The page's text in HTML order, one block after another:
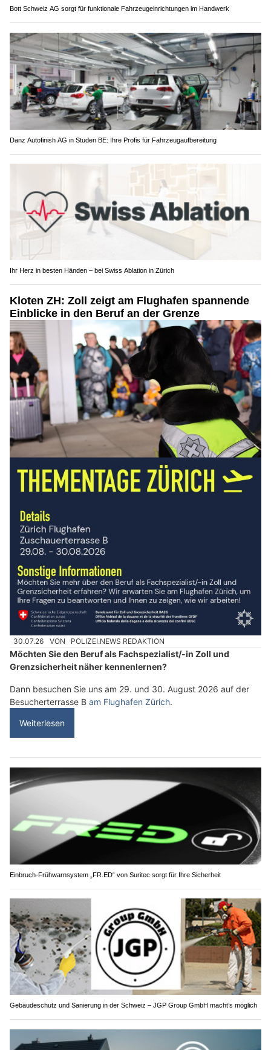
Bott Schweiz AG sorgt für funktionale Fahrzeugeinrichtungen im Handwerk
Danz Autofinish AG in Studen BE: Ihre Profis für Fahrzeugaufbereitung
Ihr Herz in besten Händen – bei Swiss Ablation in Zürich
Kloten ZH: Zoll zeigt am Flughafen spannende
Einblicke in den Beruf an der Grenze
30.07.26 VON POLIZEI.NEWS REDAKTION
Möchten Sie den Beruf als Fachspezialist/-in Zoll und
Grenzsicherheit näher kennenlernen?
Dann besuchen Sie uns am 29. und 30. August 2026 auf der
Besucherterrasse B am Flughafen Zürich.
Weiterlesen
Einbruch-Frühwarnsystem „FR.ED“ von Suritec sorgt für Ihre Sicherheit
Gebäudeschutz und Sanierung in der Schweiz – JGP Group GmbH macht’s möglich